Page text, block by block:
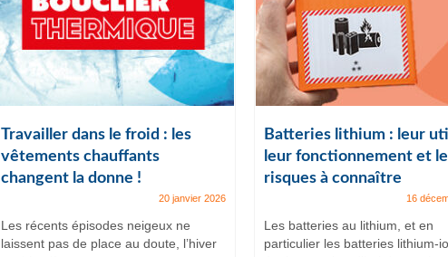
Travailler dans le froid : les
vêtements chauffants
changent la donne !
20 janvier 2026
Les récents épisodes neigeux ne
laissent pas de place au doute, l’hiver
Batteries lithium : leur
leur fonctionnement et
risques à connaître
16
Les batteries au lithium, et en
particulier les batteries lithium-